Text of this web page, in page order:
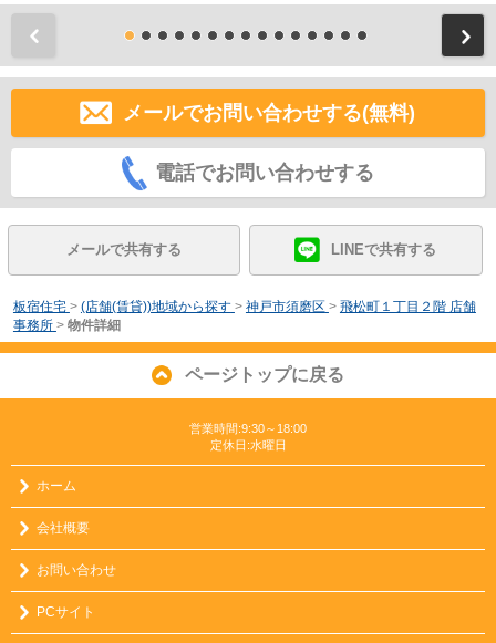
メールでお問い合わせする(無料)
電話でお問い合わせする
メールで共有する LINEで共有する
板宿住宅 > (店舗(賃貸))地域から探す > 神戸市須磨区 > 飛松町１丁目２階 店舗
事務所 > 物件詳細
ページトップに戻る
営業時間:9:30～18:00
定休日:水曜日
ホーム
会社概要
お問い合わせ
PCサイト